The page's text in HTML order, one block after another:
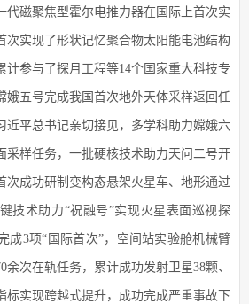
代磁聚焦型霍尔电推力器在国际上首次实
次实现了形状记忆聚合物太阳能电池结构
计参与了探月工程等14个国家重大科技专
娥五号完成我国首次地外天体采样返回任
近平总书记亲切接见，多学科助力嫦娥六
采样任务，一批硬核技术助力天问二号开
次成功研制变构态悬架火星车、地形通过
技术助力“祝融号”实现火星表面巡视探
成3项“国际首次”，空间站实验舱机械臂
余次在轨任务，累计成功发射卫星38颗、
标实现跨越式提升，成功完成严重事故下